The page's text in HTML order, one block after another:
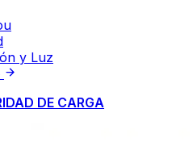
y Luz
DE CARGA